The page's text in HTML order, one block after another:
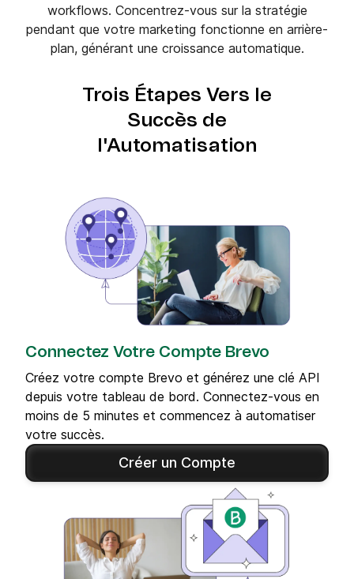
workflows. Concentrez-vous sur la stratégie
pendant que votre marketing fonctionne en arrière-
plan, générant une croissance automatique.
Trois Étapes Vers le
Succès de
l'Automatisation
Connectez Votre Compte Brevo
Créez votre compte Brevo et générez une clé API
depuis votre tableau de bord. Connectez-vous en
moins de 5 minutes et commencez à automatiser
votre succès.
Créer un Compte